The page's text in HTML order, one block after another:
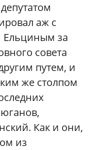
аж с
Ельциным за
совета
путем, и
же столпом
Как и они,
из